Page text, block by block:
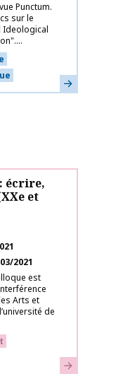
Punctum.
sur le
Ideological
En savoir plus
écrire,
et
2021
est
Arts et
de
En savoir plus